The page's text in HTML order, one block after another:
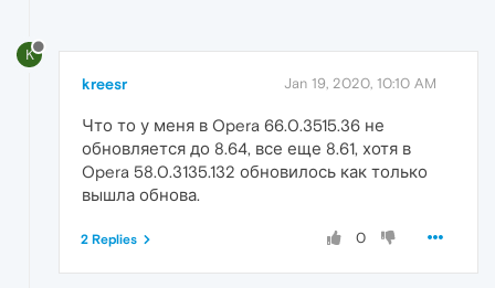
K
kreesr Jan 19, 2020, 10:10 AM
Что то у меня в Opera 66.0.3515.36 не
обновляется до 8.64, все еще 8.61, хотя в
Opera 58.0.3135.132 обновилось как только
вышла обнова.
0
2 Replies